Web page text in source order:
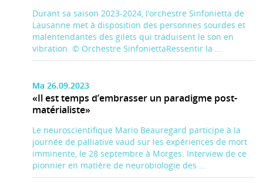
Durant sa saison 2023-2024, l’orchestre Sinfonietta de
Lausanne met à disposition des personnes sourdes et
malentendantes des gilets qui traduisent le son en
vibration. © Orchestre SinfoniettaRessentir la ...
Ma 26.09.2023
«Il est temps d’embrasser un paradigme post-
matérialiste»
Le neuroscientifique Mario Beauregard participe à la
journée de palliative vaud sur les expériences de mort
imminente, le 28 septembre à Morges. Interview de ce
pionnier en matière de neurobiologie des ...